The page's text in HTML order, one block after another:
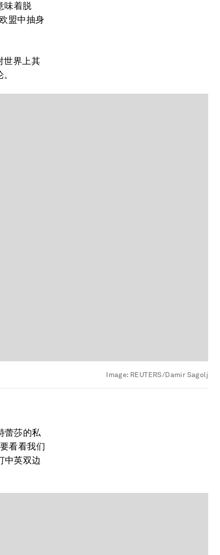
味着脱
盟中抽身
世界上其
Image: REUTERS/Damir Sagolj
蕾莎的私
看看我们
中英双边